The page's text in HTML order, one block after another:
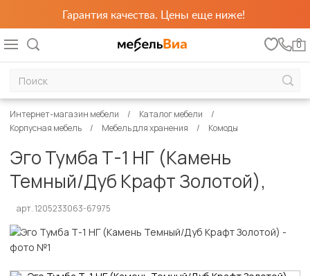
Гарантия качества. Цены еще ниже!
0
Интернет-магазин мебели
Каталог мебели
Корпусная мебель
Мебель для хранения Комоды
Эго Тумба Т-1 НГ (Камень
Темный/Дуб Крафт Золотой),
арт. 1205233063-67975